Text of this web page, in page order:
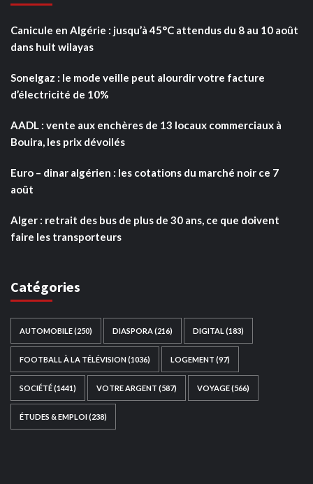
Canicule en Algérie : jusqu’à 45°C attendus du 8 au 10 août
dans huit wilayas
Sonelgaz : le mode veille peut alourdir votre facture
d’électricité de 10%
AADL : vente aux enchères de 13 locaux commerciaux à
Bouira, les prix dévoilés
Euro – dinar algérien : les cotations du marché noir ce 7
août
Alger : retrait des bus de plus de 30 ans, ce que doivent
faire les transporteurs
Catégories
AUTOMOBILE(250) DIASPORA (216) DIGITAL (183)
FOOTBALL À LA TÉLÉVISION(1036) LOGEMENT (97)
SOCIÉTÉ(1441) VOTRE ARGENT (587) VOYAGE(566)
ÉTUDES & EMPLOI(238)